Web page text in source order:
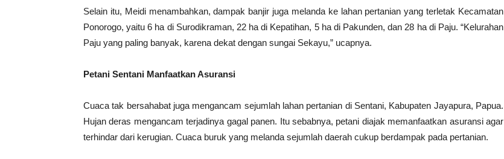
Selain itu, Meidi menambahkan, dampak banjir juga melanda ke lahan pertanian yang terletak Kecamatan
Ponorogo, yaitu 6 ha di Surodikraman, 22 ha di Kepatihan, 5 ha di Pakunden, dan 28 ha di Paju. “Kelurahan
Paju yang paling banyak, karena dekat dengan sungai Sekayu,” ucapnya.
Petani Sentani Manfaatkan Asuransi
Cuaca tak bersahabat juga mengancam sejumlah lahan pertanian di Sentani, Kabupaten Jayapura, Papua.
Hujan deras mengancam terjadinya gagal panen. Itu sebabnya, petani diajak memanfaatkan asuransi agar
terhindar dari kerugian. Cuaca buruk yang melanda sejumlah daerah cukup berdampak pada pertanian.